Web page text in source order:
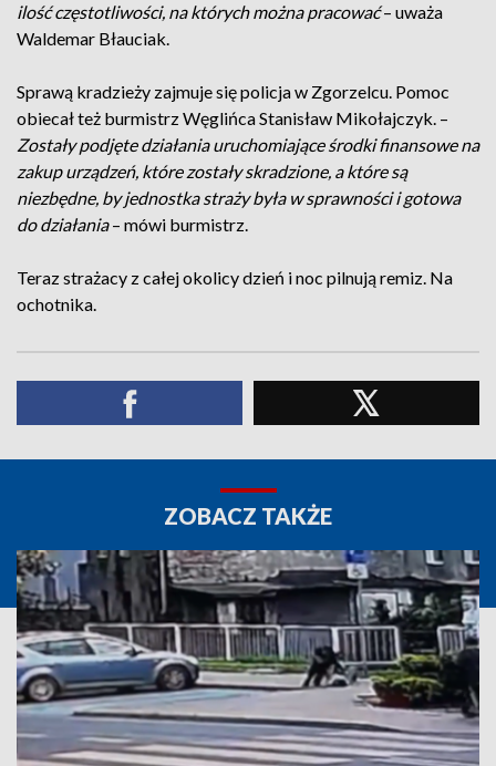
ilość częstotliwości, na których można pracować– uważa
Waldemar Błauciak.
Sprawą kradzieży zajmuje się policja w Zgorzelcu. Pomoc
obiecał też burmistrz Węglińca Stanisław Mikołajczyk. –
Zostały podjęte działania uruchomiające środki finansowe na
zakup urządzeń, które zostały skradzione, a które są
niezbędne, by jednostka straży była w sprawności i gotowa
do działania– mówi burmistrz.
Teraz strażacy z całej okolicy dzień i noc pilnują remiz. Na
ochotnika.
ZOBACZ TAKŻE